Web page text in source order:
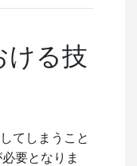
ける技
てしまうこと
要となりま